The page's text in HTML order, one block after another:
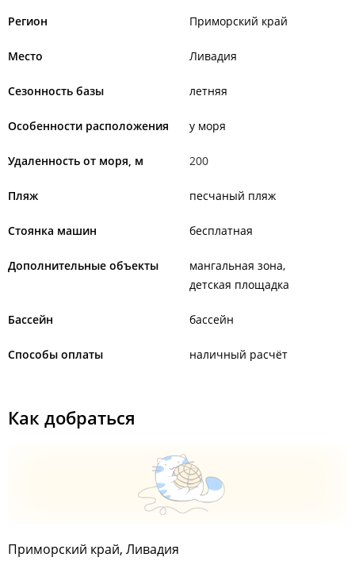
Регион Приморский край
Место Ливадия
Сезонность базы летняя
Особенности расположения у моря
Удаленность от моря, м 200
Пляж песчаный пляж
Стоянка машин бесплатная
Дополнительные объекты
мангальная зона
детская площадка
Бассейн бассейн
Способы оплаты наличный расчёт
Как добраться
Приморский край, Ливадия